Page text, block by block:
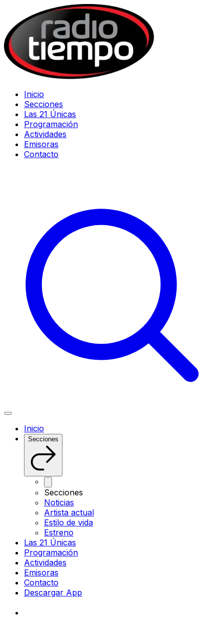
Inicio
Secciones
Las 21 Únicas
Programación
Actividades
Emisoras
Contacto
Inicio
Secciones
Secciones
Noticias
Artista actual
Estilo de vida
Estreno
Las 21 Únicas
Programación
Actividades
Emisoras
Contacto
Descargar App